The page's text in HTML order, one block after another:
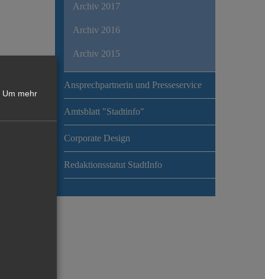
Archiv 2017
Archiv 2016
Archiv 2015
Ansprechpartnerin und Presseservice
Amtsblatt "Stadtinfo"
Corporate Design
Redaktionsstatut StadtInfo
Um mehr